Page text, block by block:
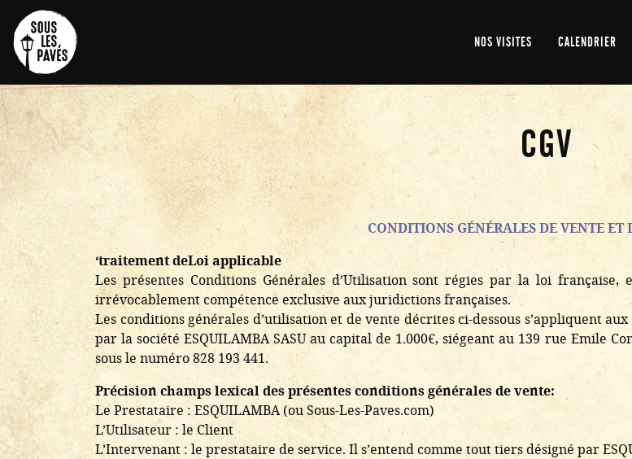
NOS VISITES CALENDRIER
CGV
CONDITIONS GÉNÉRALES DE VENTE ET
‘traitement deLoi applicable
Les présentes Conditions Générales d’Utilisation sont régies par la loi
irrévocablement compétence exclusive aux juridictions françaises.
Les conditions générales d’utilisation et de vente décrites ci-dessous s’appliquent
par la société ESQUILAMBA SASU au capital de 1.000€, siégeant au 139 rue Emile
sous le numéro 828 193 441.
Précision champs lexical des présentes conditions générales de vente:
Le Prestataire : ESQUILAMBA (ou Sous-Les-Paves.com)
L’Utilisateur : le Client
L’Intervenant : le prestataire de service. Il s’entend comme tout tiers désigné par